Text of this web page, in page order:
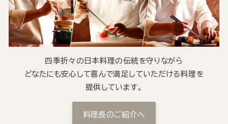
四季折々の日本料理の伝統を守りながら
どなたにも安心して喜んで満足していただける料理を
提供しています。
料理長のご紹介へ